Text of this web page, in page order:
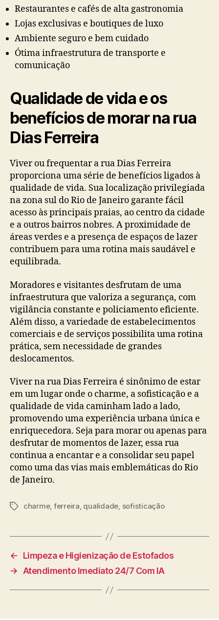
Restaurantes e cafés de alta gastronomia
Lojas exclusivas e boutiques de luxo
Ambiente seguro e bem cuidado
Ótima infraestrutura de transporte e
comunicação
Qualidade de vida e os
benefícios de morar na rua
Dias Ferreira
Viver ou frequentar a rua Dias Ferreira
proporciona uma série de benefícios ligados à
qualidade de vida. Sua localização privilegiada
na zona sul do Rio de Janeiro garante fácil
acesso às principais praias, ao centro da cidade
e a outros bairros nobres. A proximidade de
áreas verdes e a presença de espaços de lazer
contribuem para uma rotina mais saudável e
equilibrada.
Moradores e visitantes desfrutam de uma
infraestrutura que valoriza a segurança, com
vigilância constante e policiamento eficiente.
Além disso, a variedade de estabelecimentos
comerciais e de serviços possibilita uma rotina
prática, sem necessidade de grandes
deslocamentos.
Viver na rua Dias Ferreira é sinônimo de estar
em um lugar onde o charme, a sofisticação e a
qualidade de vida caminham lado a lado,
promovendo uma experiência urbana única e
enriquecedora. Seja para morar ou apenas para
desfrutar de momentos de lazer, essa rua
continua a encantar e a consolidar seu papel
como uma das vias mais emblemáticas do Rio
de Janeiro.
Tagscharme, ferreira, qualidade, sofisticação
←
Limpeza e Higienização de Estofados
→
Atendimento Imediato 24/7 Com IA